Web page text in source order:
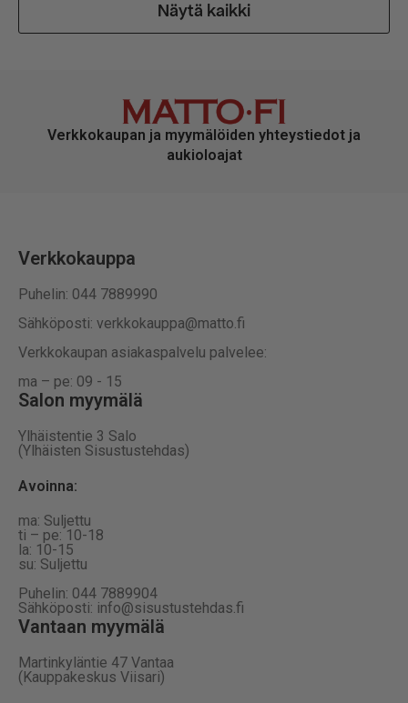
Näytä kaikki
Verkkokaupan ja myymälöiden yhteystiedot ja
aukioloajat
Verkkokauppa
Puhelin: 044 7889990
Sähköposti: verkkokauppa@matto.fi
Verkkokaupan asiakaspalvelu palvelee:
ma – pe: 09 - 15
Salon myymälä
Ylhäistentie 3 Salo
(Ylhäisten Sisustustehdas)
Avoinna:
ma: Suljettu
ti – pe: 10-18
la: 10-15
su: Suljettu
Puhelin: 044 7889904
Sähköposti: info@sisustustehdas.fi
Vantaan myymälä
Martinkyläntie 47 Vantaa
(Kauppakeskus Viisari)